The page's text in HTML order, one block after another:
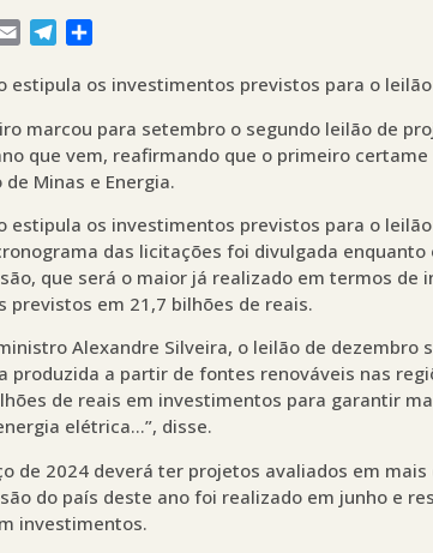
Email Telegram
estipula os investimentos previstos para o
marcou para setembro o segundo leilão de
que vem, reafirmando que o primeiro
Minas e Energia.
estipula os investimentos previstos para o
das licitações foi divulgada
que será o maior já realizado em termos de
previstos em 21,7 bilhões de reais.
Alexandre Silveira, o leilão de dezembro
produzida a partir de fontes renováveis nas
de reais em investimentos para garantir
elétrica…”, disse.
de 2024 deverá ter projetos avaliados em
do país deste ano foi realizado em junho e
investimentos.